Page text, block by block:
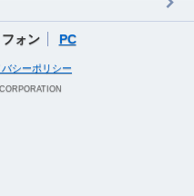
ォン PC
バシーポリシー